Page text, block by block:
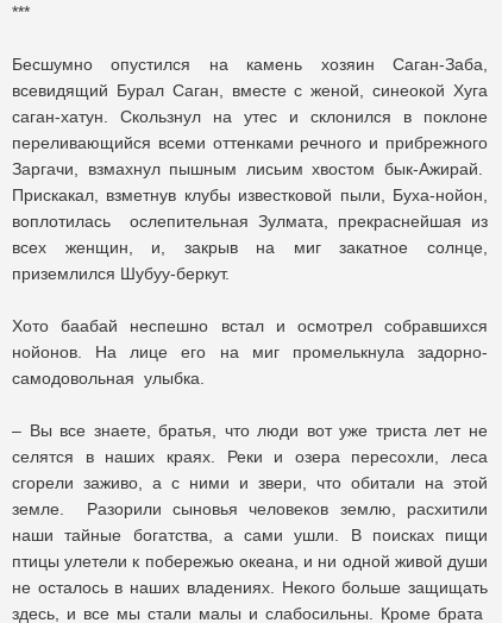
***
Бесшумно опустился на камень хозяин Саган-Заба,
всевидящий Бурал Саган, вместе с женой, синеокой Хуга
саган-хатун. Скользнул на утес и склонился в поклоне
переливающийся всеми оттенками речного и прибрежного
Заргачи, взмахнул пышным лисьим хвостом бык-Ажирай.
Прискакал, взметнув клубы известковой пыли, Буха-нойон,
воплотилась ослепительная Зулмата, прекраснейшая из
всех женщин, и, закрыв на миг закатное солнце,
приземлился Шубуу-беркут.
Хото баабай неспешно встал и осмотрел собравшихся
нойонов. На лице его на миг промелькнула задорно-
самодовольная улыбка.
– Вы все знаете, братья, что люди вот уже триста лет не
селятся в наших краях. Реки и озера пересохли, леса
сгорели заживо, а с ними и звери, что обитали на этой
земле. Разорили сыновья человеков землю, расхитили
наши тайные богатства, а сами ушли. В поисках пищи
птицы улетели к побережью океана, и ни одной живой души
не осталось в наших владениях. Некого больше защищать
здесь, и все мы стали малы и слабосильны. Кроме брата